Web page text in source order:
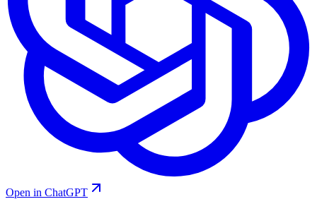
Open in ChatGPT